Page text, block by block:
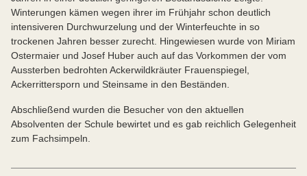
Winterungen kämen wegen ihrer im Frühjahr schon deutlich
intensiveren Durchwurzelung und der Winterfeuchte in so
trockenen Jahren besser zurecht. Hingewiesen wurde von Miriam
Ostermaier und Josef Huber auch auf das Vorkommen der vom
Aussterben bedrohten Ackerwildkräuter Frauenspiegel,
Ackerrittersporn und Steinsame in den Beständen.
Abschließend wurden die Besucher von den aktuellen
Absolventen der Schule bewirtet und es gab reichlich Gelegenheit
zum Fachsimpeln.